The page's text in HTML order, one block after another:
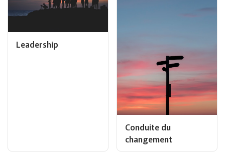
Leadership
Conduite du
changement